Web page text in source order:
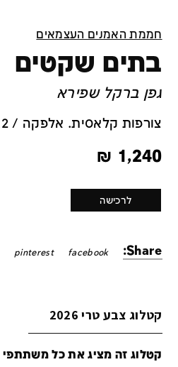
חממת האמנים העצמאים
בתים שקטים
גפן ברקל שפירא
צורפות קלאסית. אלפקה / 3x3x2 ס''מ
1,240
₪
לרכישה
Share:
facebook
pinterest
קטלוג צבע טרי 2026